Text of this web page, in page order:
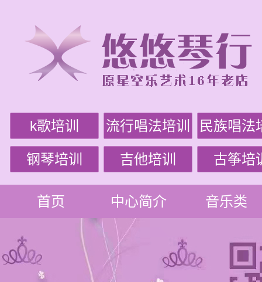
k歌培训 流行唱法培训 民族唱法
钢琴培训 吉他培训 古筝培
首页 中心简介 音乐类